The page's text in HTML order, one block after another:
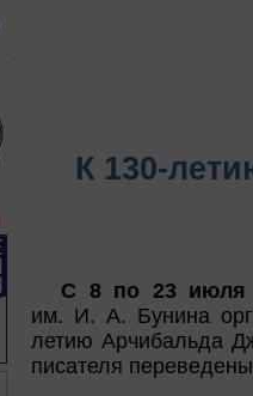
К 130-
С 8 по 23 июля
им. И. А. Бунина
летию Арчибальда
писателя